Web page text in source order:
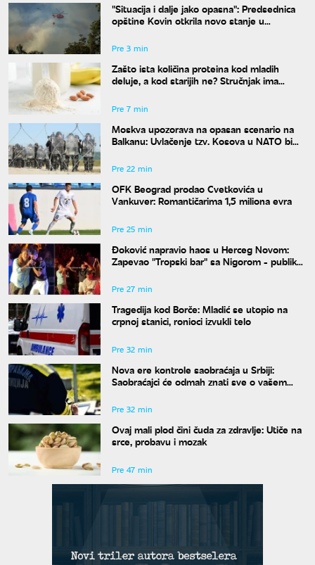
"Situacija i dalje jako opasna": Predsednica
opštine Kovin otkrila novo stanje u
Pre 3 min
Zašto ista količina proteina kod mladih
deluje, a kod starijih ne? Stručnjak ima
Pre 7 min
Moskva upozorava na opasan scenario na
Balkanu: Uvlačenje tzv. Kosova u NATO bi
Pre 22 min
OFK Beograd prodao Cvetkovića u
Vankuver: Romantičarima 1,5 miliona evra
Pre 25 min
Đoković napravio haos u Herceg Novom:
Zapevao "Tropski bar" sa Nigorom - publika
Pre 27 min
Tragedija kod Borče: Mladić se utopio na
crpnoj stanici, ronioci izvukli telo
Pre 32 min
Nova ere kontrole saobraćaja u Srbiji:
Saobraćajci će odmah znati sve o vašem
Pre 32 min
Ovaj mali plod čini čuda za zdravlje: Utiče na
srce, probavu i mozak
Pre 47 min